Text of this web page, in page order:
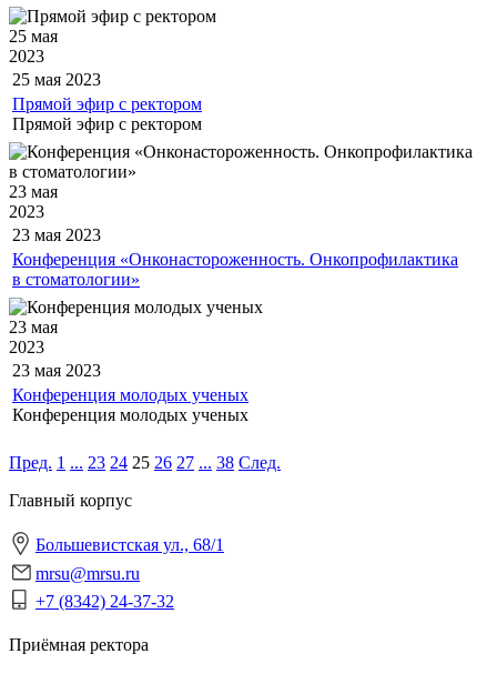
25 мая
2023
25 мая 2023
Прямой эфир с ректором
Прямой эфир с ректором
23 мая
2023
23 мая 2023
Конференция «Онконастороженность. Онкопрофилактика
в стоматологии»
23 мая
2023
23 мая 2023
Конференция молодых ученых
Конференция молодых ученых
Пред. 1 ... 23 24 25 26 27 ... 38 След.
Главный корпус
Большевистская ул., 68/1
mrsu@mrsu.ru
+7 (8342) 24-37-32
Приёмная ректора